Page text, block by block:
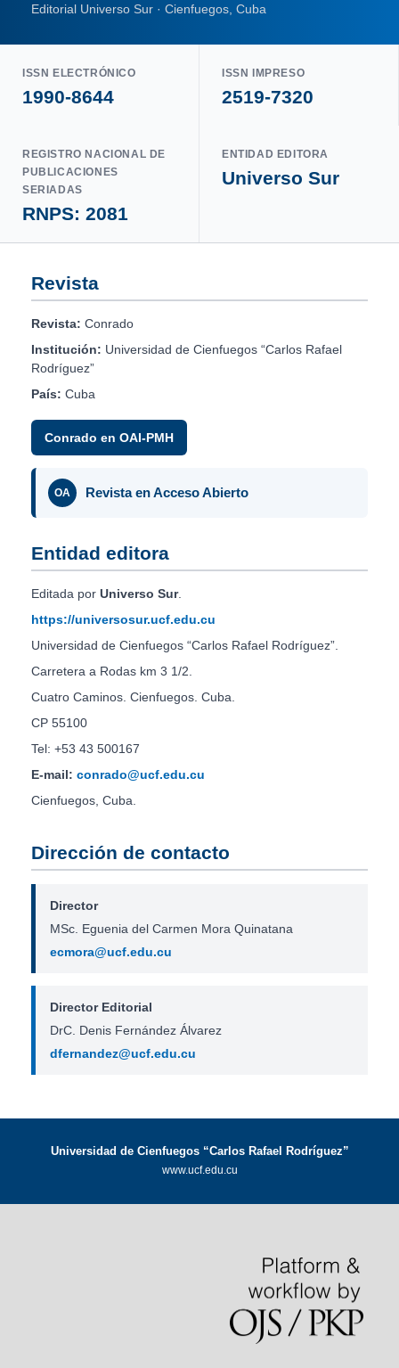
Editorial Universo Sur · Cienfuegos, Cuba
ISSN ELECTRÓNICO
1990-8644
ISSN IMPRESO
2519-7320
REGISTRO NACIONAL DE
PUBLICACIONES
SERIADAS
RNPS: 2081
ENTIDAD EDITORA
Universo Sur
Revista
Revista: Conrado
Institución: Universidad de Cienfuegos “Carlos Rafael
Rodríguez”
País: Cuba
Conrado en OAI-PMH
OA Revista en Acceso Abierto
Entidad editora
Editada por Universo Sur.
https://universosur.ucf.edu.cu
Universidad de Cienfuegos “Carlos Rafael Rodríguez”.
Carretera a Rodas km 3 1/2.
Cuatro Caminos. Cienfuegos. Cuba.
CP 55100
Tel: +53 43 500167
E-mail: conrado@ucf.edu.cu
Cienfuegos, Cuba.
Dirección de contacto
Director
MSc. Eguenia del Carmen Mora Quinatana
ecmora@ucf.edu.cu
Director Editorial
DrC. Denis Fernández Álvarez
dfernandez@ucf.edu.cu
Universidad de Cienfuegos “Carlos Rafael Rodríguez”
www.ucf.edu.cu